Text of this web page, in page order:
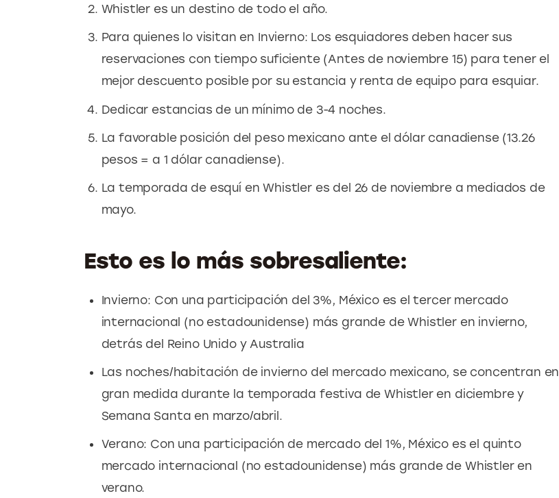
Whistler es un destino de todo el año.
Para quienes lo visitan en Invierno: Los esquiadores deben hacer sus
reservaciones con tiempo suficiente (Antes de noviembre 15) para tener el
mejor descuento posible por su estancia y renta de equipo para esquiar.
Dedicar estancias de un mínimo de 3-4 noches.
La favorable posición del peso mexicano ante el dólar canadiense (13.26
pesos = a 1 dólar canadiense).
La temporada de esquí en Whistler es del 26 de noviembre a mediados de
mayo.
Esto es lo más sobresaliente:
Invierno: Con una participación del 3%, México es el tercer mercado
internacional (no estadounidense) más grande de Whistler en invierno,
detrás del Reino Unido y Australia
Las noches/habitación de invierno del mercado mexicano, se concentran en
gran medida durante la temporada festiva de Whistler en diciembre y
Semana Santa en marzo/abril.
Verano: Con una participación de mercado del 1%, México es el quinto
mercado internacional (no estadounidense) más grande de Whistler en
verano.